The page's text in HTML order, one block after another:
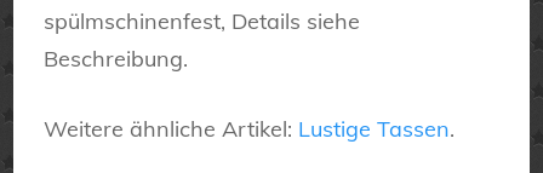
spülmschinenfest, Details siehe
Beschreibung.
Weitere ähnliche Artikel: Lustige Tassen.